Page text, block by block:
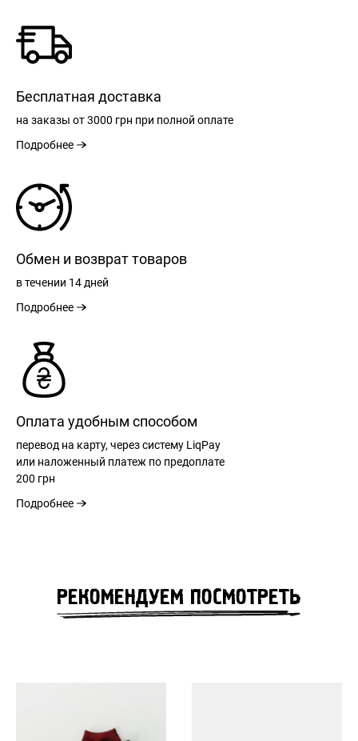
Бесплатная доставка
на заказы от 3000 грн при полной оплате
Подробнее
Обмен и возврат товаров
в течении 14 дней
Подробнее
Оплата удобным способом
перевод на карту, через систему LiqPay
или наложенный платеж по предоплате
200 грн
Подробнее
РЕКОМЕНДУЕМ ПОСМОТРЕТЬ
ЗАБЫЛИ ПАРОЛЬ?